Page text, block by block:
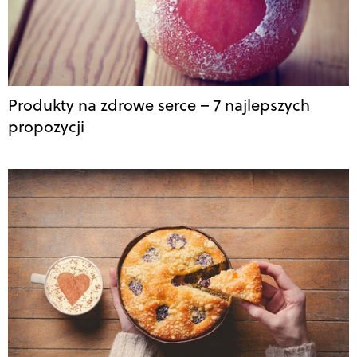
Produkty na zdrowe serce – 7 najlepszych
propozycji